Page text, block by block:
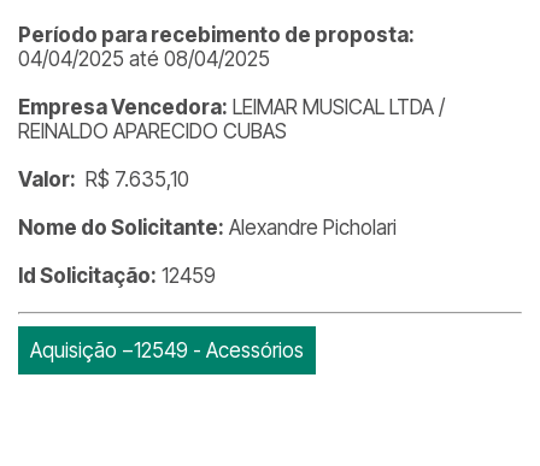
Período para recebimento de proposta:
04/04/2025 até 08/04/2025
Empresa Vencedora: LEIMAR MUSICAL LTDA /
REINALDO APARECIDO CUBAS
Valor: R$ 7.635,10
Nome do Solicitante: Alexandre Picholari
Id Solicitação: 12459
Aquisição −12549 - Acessórios